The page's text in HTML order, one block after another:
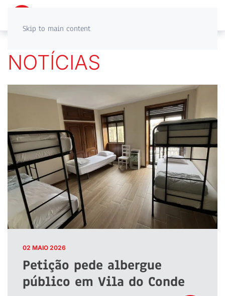
Skip to main content
NOTÍCIAS
02 MAIO 2026
Petição pede albergue
público em Vila do Conde